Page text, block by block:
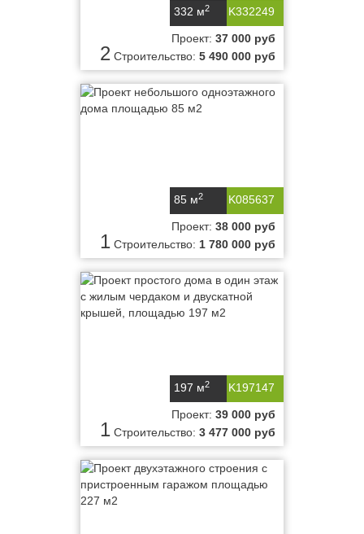
K332249
332 м2
2
Проект: 37 000 руб
Строительство: 5 490 000 руб
K085637
85 м2
1
Проект: 38 000 руб
Строительство: 1 780 000 руб
K197147
197 м2
1
Проект: 39 000 руб
Строительство: 3 477 000 руб